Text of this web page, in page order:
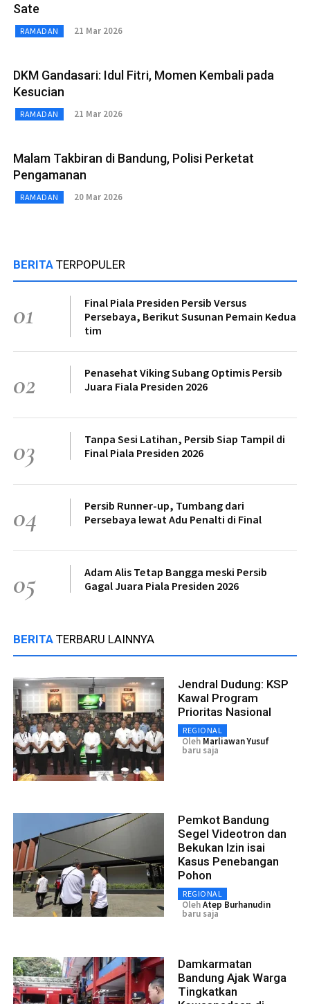
Sate
RAMADAN 21 Mar 2026
DKM Gandasari: Idul Fitri, Momen Kembali pada
Kesucian
RAMADAN 21 Mar 2026
Malam Takbiran di Bandung, Polisi Perketat
Pengamanan
RAMADAN 20 Mar 2026
BERITA TERPOPULER
01
Final Piala Presiden Persib Versus
Persebaya, Berikut Susunan Pemain Kedua
tim
02
Penasehat Viking Subang Optimis Persib
Juara Fiala Presiden 2026
03
Tanpa Sesi Latihan, Persib Siap Tampil di
Final Piala Presiden 2026
04
Persib Runner-up, Tumbang dari
Persebaya lewat Adu Penalti di Final
05
Adam Alis Tetap Bangga meski Persib
Gagal Juara Piala Presiden 2026
BERITA TERBARU LAINNYA
Jendral Dudung: KSP
Kawal Program
Prioritas Nasional
REGIONAL
Oleh Marliawan Yusuf
baru saja
Pemkot Bandung
Segel Videotron dan
Bekukan Izin isai
Kasus Penebangan
Pohon
REGIONAL
OlehAtep Burhanudin
baru saja
Damkarmatan
Bandung Ajak Warga
Tingkatkan